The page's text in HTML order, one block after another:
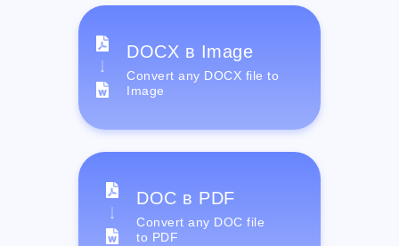
DOCX в Image
Convert any DOCX file to
Image
DOC в PDF
Convert any DOC file
to PDF